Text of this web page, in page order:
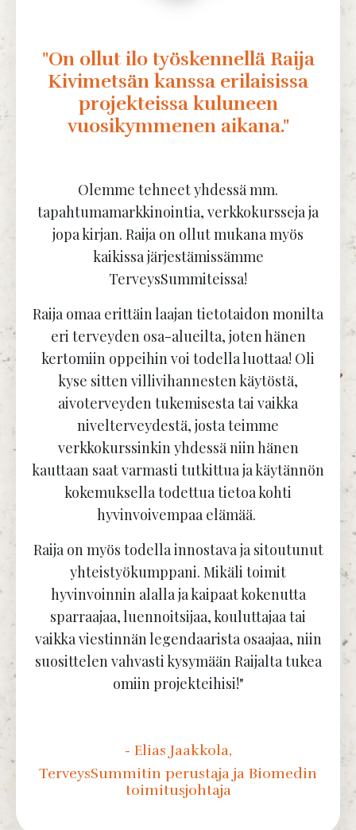
"On ollut ilo työskennellä Raija
Kivimetsän kanssa erilaisissa
projekteissa kuluneen
vuosikymmenen aikana."
Olemme tehneet yhdessä mm.
tapahtumamarkkinointia, verkkokursseja ja
jopa kirjan. Raija on ollut mukana myös
kaikissa järjestämissämme
TerveysSummiteissa!
Raija omaa erittäin laajan tietotaidon monilta
eri terveyden osa-alueilta, joten hänen
kertomiin oppeihin voi todella luottaa! Oli
kyse sitten villivihannesten käytöstä,
aivoterveyden tukemisesta tai vaikka
nivelterveydestä, josta teimme
verkkokurssinkin yhdessä niin hänen
kauttaan saat varmasti tutkittua ja käytännön
kokemuksella todettua tietoa kohti
hyvinvoivempaa elämää.
Raija on myös todella innostava ja sitoutunut
yhteistyökumppani. Mikäli toimit
hyvinvoinnin alalla ja kaipaat kokenutta
sparraajaa, luennoitsijaa, kouluttajaa tai
vaikka viestinnän legendaarista osaajaa, niin
suosittelen vahvasti kysymään Raijalta tukea
omiin projekteihisi!"
- Elias Jaakkola,
TerveysSummitin perustaja ja Biomedin
toimitusjohtaja